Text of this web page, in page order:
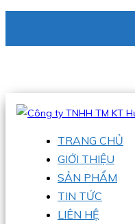
Hotline:0938 336 079
TRANG CHỦ
GIỚI THIỆU
SẢN PHẨM
TIN TỨC
LIÊN HỆ